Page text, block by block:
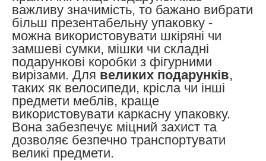
важливу значимість, то бажано вибрати
більш презентабельну упаковку -
можна використовувати шкіряні чи
замшеві сумки, мішки чи складні
подарункові коробки з фігурними
вирізами. Для великих подарунків,
таких як велосипеди, крісла чи інші
предмети меблів, краще
використовувати каркасну упаковку.
Вона забезпечує міцний захист та
дозволяє безпечно транспортувати
великі предмети.